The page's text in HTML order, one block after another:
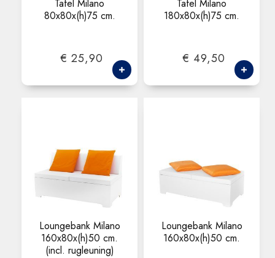
Tafel Milano
80x80x(h)75 cm.
€ 25,90
Tafel Milano
180x80x(h)75 cm.
€ 49,50
Loungebank Milano
160x80x(h)50 cm.
(incl. rugleuning)
Loungebank Milano
160x80x(h)50 cm.